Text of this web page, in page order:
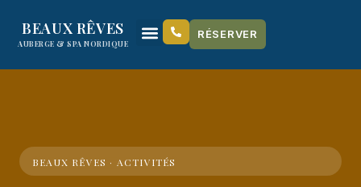
BEAUX RÊVES
AUBERGE & SPA NORDIQUE
RÉSERVER
BEAUX RÊVES · ACTIVITÉS